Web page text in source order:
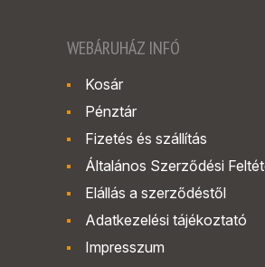
WEBÁRUHÁZ INFÓ
Kosár
Pénztár
Fizetés és szállítás
Általános Szerződési
Elállás a szerződéstől
Adatkezelési tájékoztató
Impresszum